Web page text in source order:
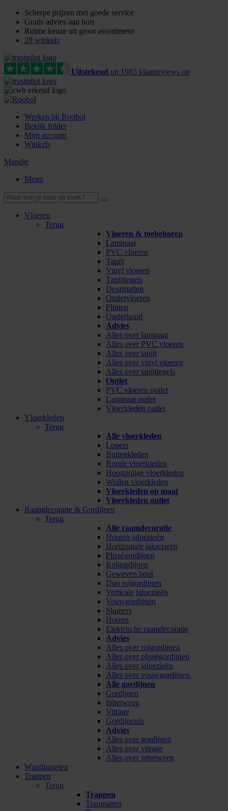
Scherpe prijzen met goede service
Gratis advies aan huis
Ruime keuze uit groot assortiment
28 winkels
Uitstekend uit 1983 klantreviews op
Werken bij Roobol
Bekijk folder
Mijn account
Winkels
Mandje
Menu
Vloeren
Terug
Vloeren & toebehoren
Laminaat
PVC vloeren
Tapijt
Vinyl vloeren
Tapijttegels
Deurmatten
Ondervloeren
Plinten
Onderhoud
Advies
Alles over laminaat
Alles over PVC vloeren
Alles over tapijt
Alles over vinyl vloeren
Alles over tapijttegels
Outlet
PVC vloeren outlet
Laminaat outlet
Vloerkleden outlet
Vloerkleden
Terug
Alle vloerkleden
Lopers
Buitenkleden
Ronde vloerkleden
Hoogpolige vloerkleden
Wollen vloerkleden
Vloerkleden op maat
Vloerkleden outlet
Raamdecoratie & Gordijnen
Terug
Alle raamdecoratie
Houten jaloezieën
Horizontale jaloezieën
Plisségordijnen
Rolgordijnen
Geweven hout
Duo rolgordijnen
Verticale jaloezieën
Vouwgordijnen
Shutters
Horren
Elektrische raamdecoratie
Advies
Alles over rolgordijnen
Alles over plisségordijnen
Alles over jaloezieën
Alles over vouwgordijnen
Alle gordijnen
Gordijnen
Inbetween
Vitrage
Gordijnrails
Advies
Alles over gordijnen
Alles over vitrage
Alles over inbetween
Wandpanelen
Trappen
Terug
Trappen
Trapmatten